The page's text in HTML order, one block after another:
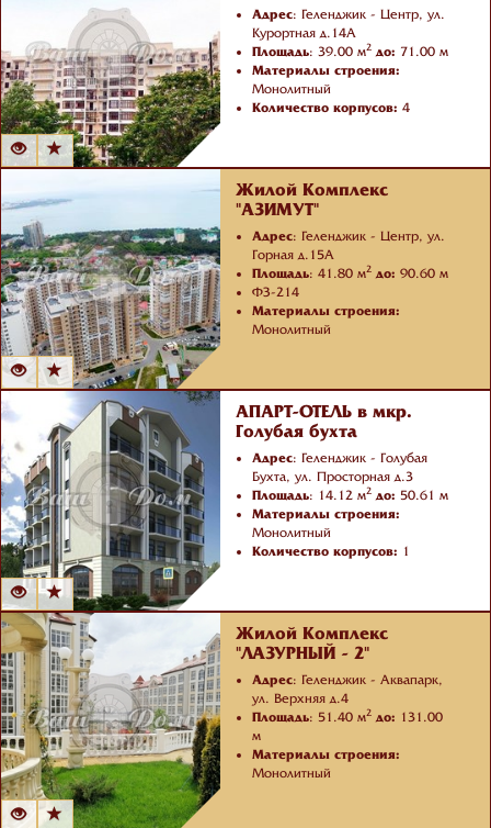
Адрес: Геленджик - Центр, ул.
Курортная д.14А
Площадь: 39.00 м2 до: 71.00 м
Материалы строения:
Монолитный
Количество корпусов: 4
Жилой Комплекс
"АЗИМУТ"
Адрес: Геленджик - Центр, ул.
Горная д.15А
Площадь: 41.80 м2 до: 90.60 м
ФЗ-214
Материалы строения:
Монолитный
АПАРТ-ОТЕЛЬ в мкр.
Голубая бухта
Адрес: Геленджик - Голубая
Бухта, ул. Просторная д.3
Площадь: 14.12 м2 до: 50.61 м
Материалы строения:
Монолитный
Количество корпусов: 1
Жилой Комплекс
"ЛАЗУРНЫЙ - 2"
Адрес: Геленджик - Аквапарк,
ул. Верхняя д.4
Площадь: 51.40 м2 до: 131.00
м
Материалы строения:
Монолитный